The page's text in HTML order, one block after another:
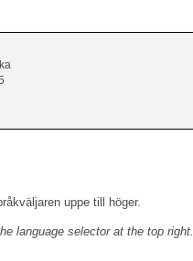
uppe till höger.
language selector at the top right.